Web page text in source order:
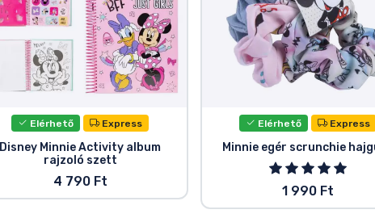
Elérhető Express
Disney Minnie Activity album
rajzoló szett
4 790 Ft
Elérhető Express
Minnie egér scrunchie
1 990 Ft